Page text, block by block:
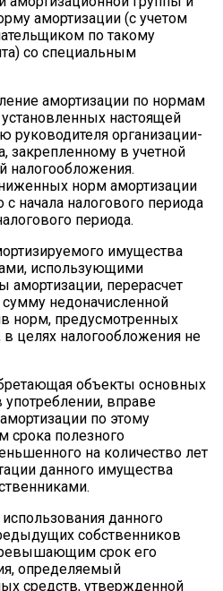
амортизации (с учетом
по такому
со специальным
амортизации по нормам
настоящей
руководителя организации-
закрепленному в учетной
налогообложения.
норм амортизации
с начала налогового периода
периода.
имущества
использующими
перерасчет
недоначисленной
норм, предусмотренных
в целях налогообложения не
объекты основных
вправе
по этому
срока полезного
на количество лет
данного имущества
данного
собственников
срок его
определяемый
средств, утвержденной